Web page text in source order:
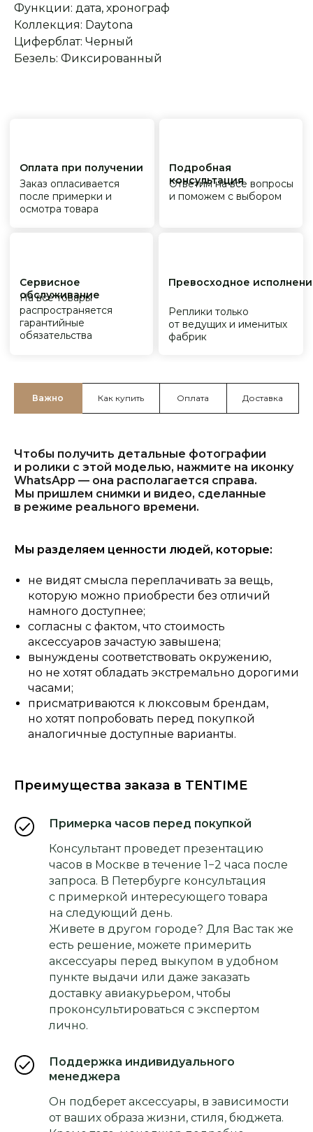
Функции: дата, хронограф
Коллекция: Daytona
Циферблат: Черный
Безель: Фиксированный
Важно Как купить Оплата Доставка
Чтобы получить детальные фотографии
и ролики с этой моделью, нажмите на иконку
WhatsApp — она располагается справа.
Мы пришлем снимки и видео, сделанные
в режиме реального времени.
Мы разделяем ценности людей, которые:
не видят смысла переплачивать за вещь,
которую можно приобрести без отличий
намного доступнее;
согласны с фактом, что стоимость
аксессуаров зачастую завышена;
вынуждены соответствовать окружению,
но не хотят обладать экстремально дорогими
часами;
присматриваются к люксовым брендам,
но хотят попробовать перед покупкой
аналогичные доступные варианты.
Преимущества заказа в TENTIME
Примерка часов перед покупкой
Консультант проведет презентацию
часов в Москве в течение 1−2 часа после
запроса. В Петербурге консультация
с примеркой интересующего товара
на следующий день.
Живете в другом городе? Для Вас так же
есть решение, можете примерить
аксессуары перед выкупом в удобном
пункте выдачи или даже заказать
доставку авиакурьером, чтобы
проконсультироваться с экспертом
лично.
Поддержка индивидуального
менеджера
Он подберет аксессуары, в зависимости
от ваших образа жизни, стиля, бюджета.